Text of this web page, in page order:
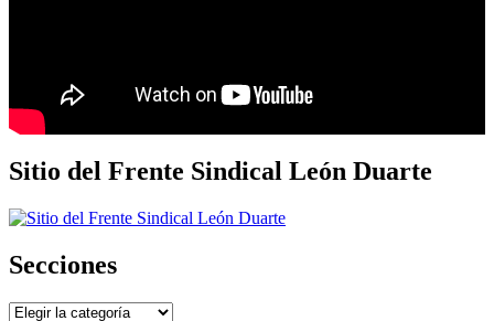
Sitio del Frente Sindical León Duarte
Secciones
Secciones